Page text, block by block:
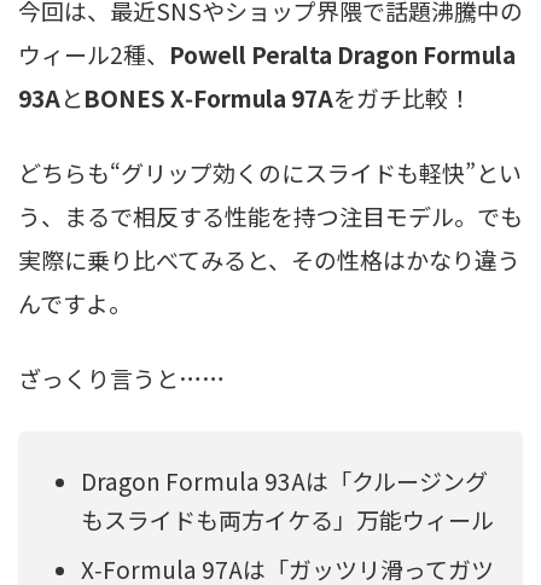
今回は、最近SNSやショップ界隈で話題沸騰中の
ウィール2種、 Powell Peralta Dragon Formula
93AとBONES X‑Formula 97Aをガチ比較！
どちらも“グリップ効くのにスライドも軽快”とい
う、まるで相反する性能を持つ注目モデル。でも
実際に乗り比べてみると、その性格はかなり違う
んですよ。
ざっくり言うと……
Dragon Formula 93Aは「クルージング
もスライドも両方イケる」万能ウィール
X‑Formula 97Aは「ガッツリ滑ってガツ